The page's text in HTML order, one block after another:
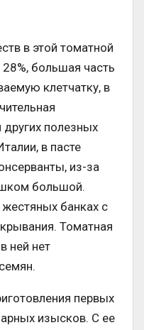
в этой томатной
28%, большая часть
клетчатку, в
полезных
в пасте
из-за
большой.
банках с
Томатная
ней нет
первых
изысков. С ее